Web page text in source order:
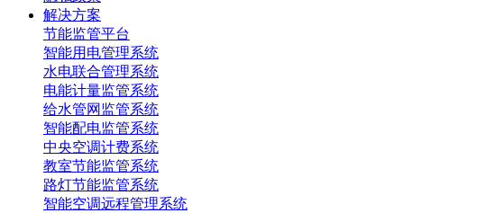
解决方案
节能监管平台
智能用电管理系统
水电联合管理系统
电能计量监管系统
给水管网监管系统
智能配电监管系统
中央空调计费系统
教室节能监管系统
路灯节能监管系统
智能空调远程管理系统